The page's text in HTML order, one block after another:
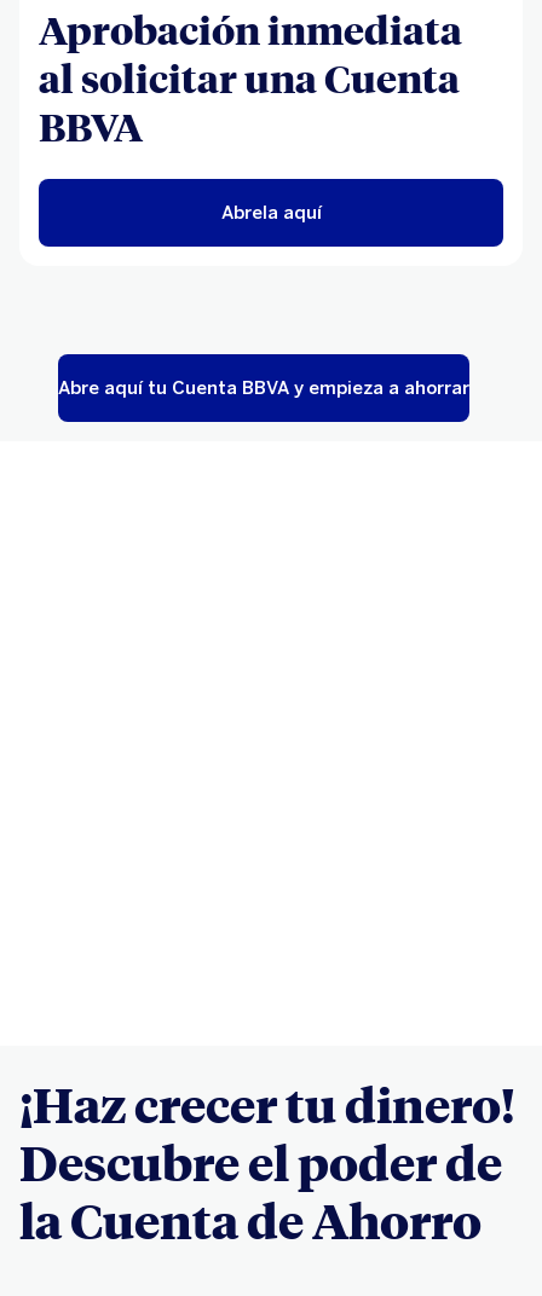
Aprobación inmediata
al solicitar una Cuenta
BBVA
Abrela aquí
Abre aquí tu Cuenta BBVA y empieza a ahorrar
¡Haz crecer tu dinero!
Descubre el poder de
la Cuenta de Ahorro